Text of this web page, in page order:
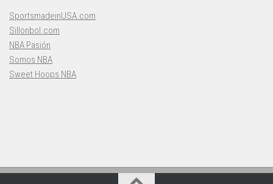
SportsmadeinUSA.com
Sillonbol.com
NBA Pasión
Somos NBA
Sweet Hoops NBA